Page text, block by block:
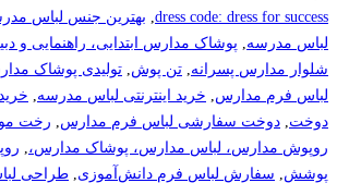
dress code: dress for success
, بهترین جنس لباس
لباس مدرسه, پوشاک مدارس ابتدایی، راهنمایی و
شلوار مدارس پسرانه, تن پوش, تولیدی پوشاک
لباس فرم مدارس, خرید اینترنتی لباس مدرسه,
دوخت, دوخت سفارشی لباس فرم مدارس, رخت
روپوش مدارس، لباس مدارس، پوشاک مدارس،,
پوشش, سفارش لباس فرم دانش‌آموزی, طراحی